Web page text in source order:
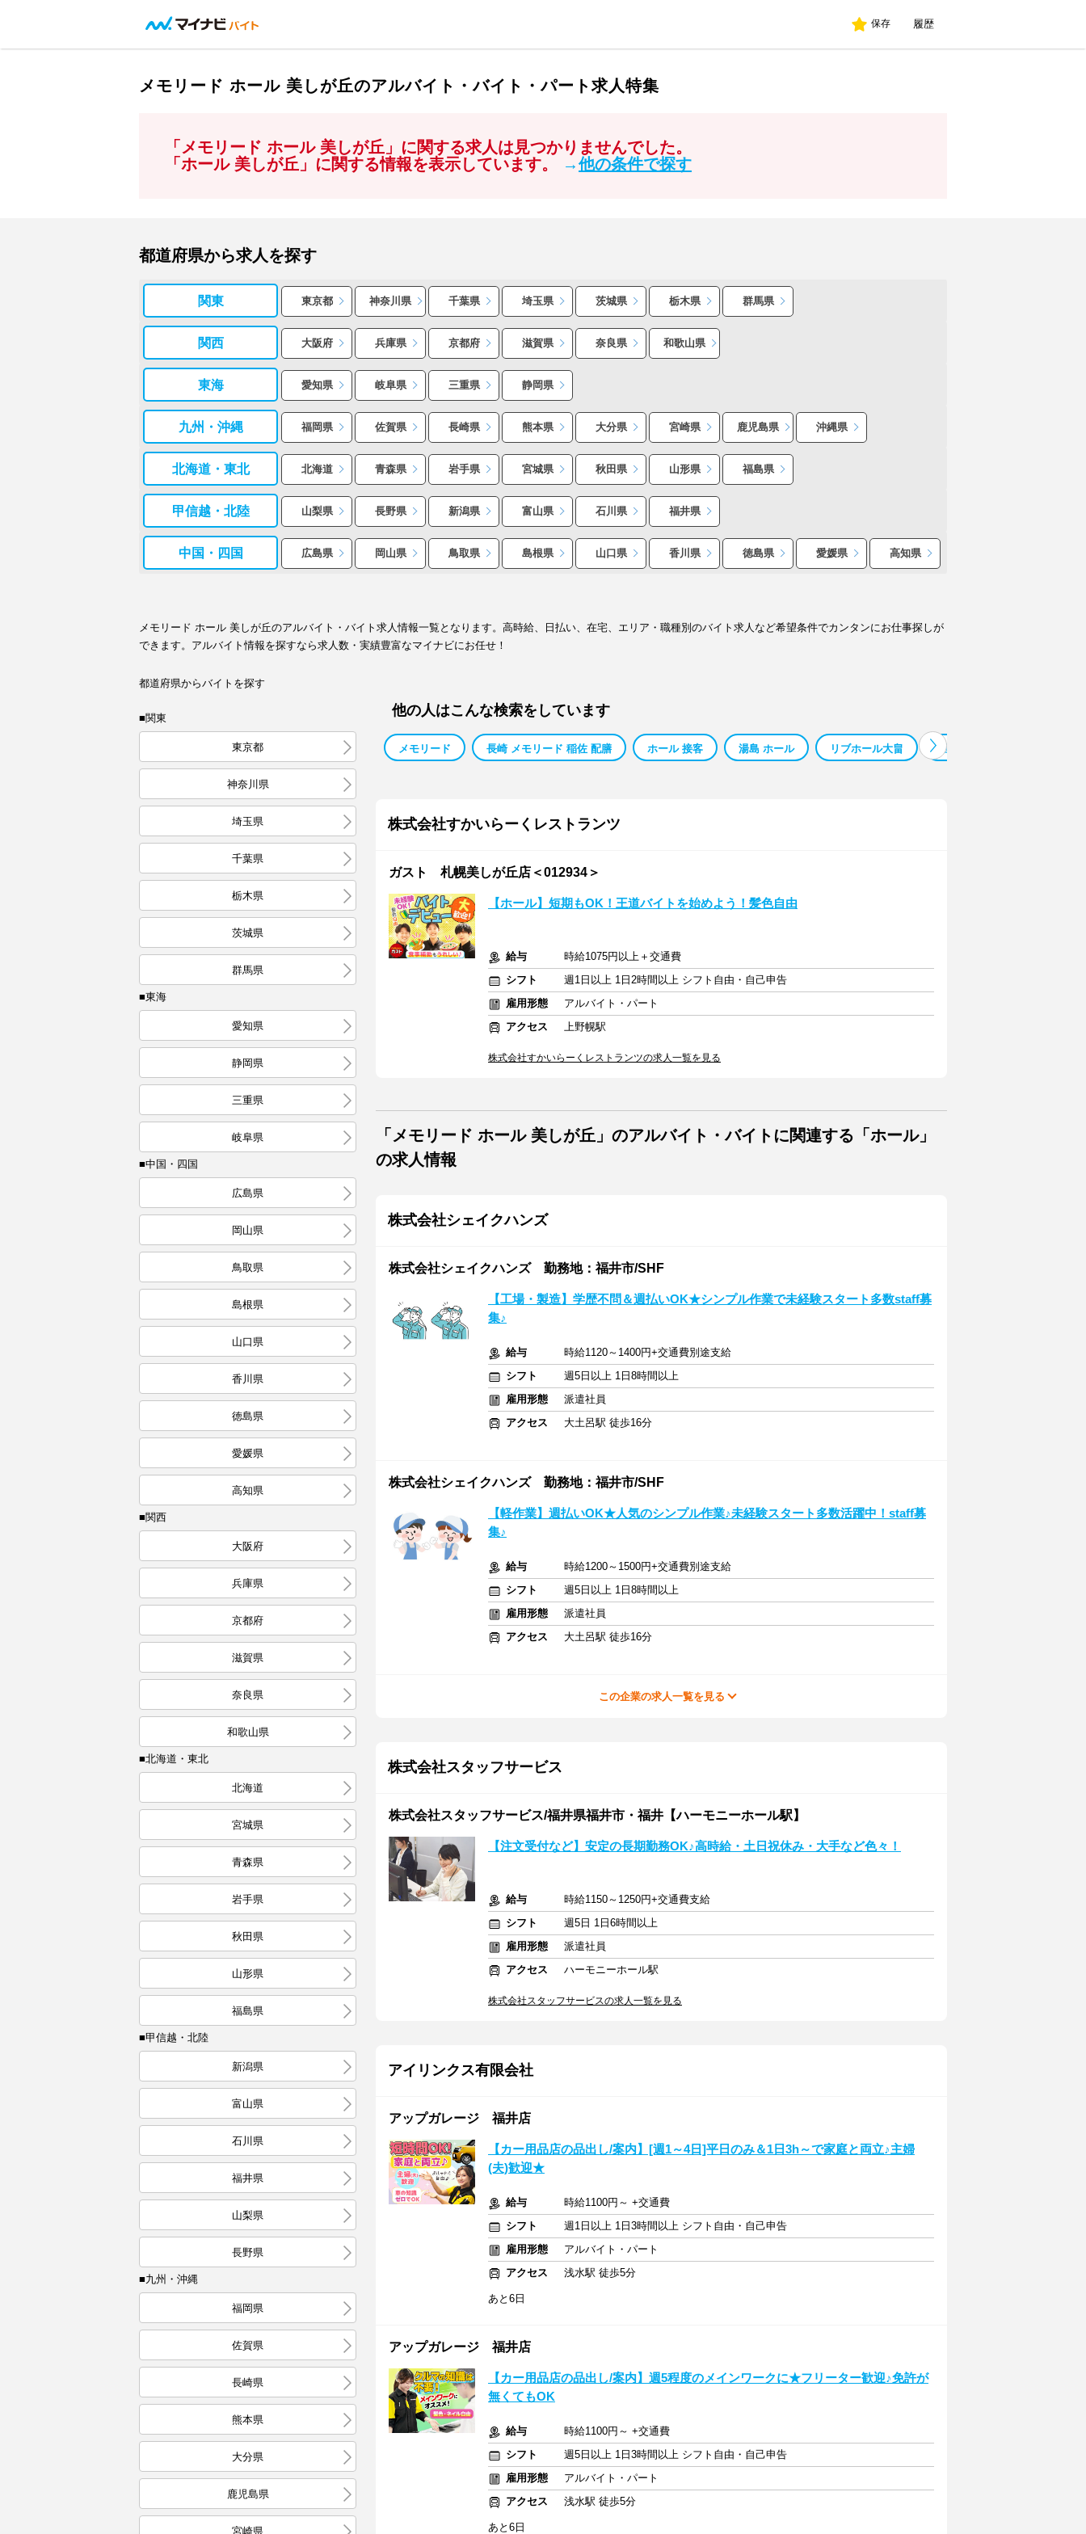
保存 履歴
メモリード ホール 美しが丘のアルバイト・バイト・パート求人特集
「メモリード ホール 美しが丘」に関する求人は見つかりませんでした。
「ホール 美しが丘」に関する情報を表示しています。
→他の条件で探す
都道府県から求人を探す
関東 東京都 神奈川県 千葉県 埼玉県 茨城県 栃木県 群馬県
関西 大阪府 兵庫県 京都府 滋賀県 奈良県 和歌山県
東海 愛知県 岐阜県 三重県 静岡県
九州・沖縄 福岡県 佐賀県 長崎県 熊本県 大分県 宮崎県 鹿児島県 沖縄県
北海道・東北 北海道 青森県 岩手県 宮城県 秋田県 山形県 福島県
甲信越・北陸 山梨県 長野県 新潟県 富山県 石川県 福井県
中国・四国 広島県 岡山県 鳥取県 島根県 山口県 香川県 徳島県 愛媛県 高知県
メモリード ホール 美しが丘のアルバイト・バイト求人情報一覧となります。高時給、日払い、在宅、エリア・職種別のバイト求人など希望条件でカンタンにお仕事探しが
できます。アルバイト情報を探すなら求人数・実績豊富なマイナビにお任せ！
都道府県からバイトを探す
■関東
東京都
神奈川県
埼玉県
千葉県
栃木県
茨城県
群馬県
■東海
愛知県
静岡県
三重県
岐阜県
■中国・四国
広島県
岡山県
鳥取県
島根県
山口県
香川県
徳島県
愛媛県
高知県
■関西
大阪府
兵庫県
京都府
滋賀県
奈良県
和歌山県
■北海道・東北
北海道
宮城県
青森県
岩手県
秋田県
山形県
福島県
■甲信越・北陸
新潟県
富山県
石川県
福井県
山梨県
長野県
■九州・沖縄
福岡県
佐賀県
長崎県
熊本県
大分県
鹿児島県
宮崎県
他の人はこんな検索をしています
メモリード 長崎 メモリード 稲佐 配膳 ホール 接客 湯島 ホール リブホール大畠 居酒屋 ホール
株式会社すかいらーくレストランツ
ガスト 札幌美しが丘店＜012934＞
【ホール】短期もOK！王道バイトを始めよう！髪色自由
給与
時給1075円以上＋交通費
シフト
週1日以上 1日2時間以上 シフト自由・自己申告
雇用形態
アルバイト・パート
アクセス
上野幌駅
株式会社すかいらーくレストランツの求人一覧を見る
「メモリード ホール 美しが丘」のアルバイト・バイトに関連する「ホール」
の求人情報
株式会社シェイクハンズ
株式会社シェイクハンズ 勤務地：福井市/SHF
【工場・製造】学歴不問＆週払いOK★シンプル作業で未経験スタート多数staff募
集♪
給与
時給1120～1400円+交通費別途支給
シフト
週5日以上 1日8時間以上
雇用形態
派遣社員
アクセス
大土呂駅 徒歩16分
株式会社シェイクハンズ 勤務地：福井市/SHF
【軽作業】週払いOK★人気のシンプル作業♪未経験スタート多数活躍中！staff募
集♪
給与
時給1200～1500円+交通費別途支給
シフト
週5日以上 1日8時間以上
雇用形態
派遣社員
アクセス
大土呂駅 徒歩16分
この企業の求人一覧を見る
株式会社スタッフサービス
株式会社スタッフサービス/福井県福井市・福井【ハーモニーホール駅】
【注文受付など】安定の長期勤務OK♪高時給・土日祝休み・大手など色々！
給与
時給1150～1250円+交通費支給
シフト
週5日 1日6時間以上
雇用形態
派遣社員
アクセス
ハーモニーホール駅
株式会社スタッフサービスの求人一覧を見る
アイリンクス有限会社
アップガレージ 福井店
【カー用品店の品出し/案内】[週1～4日]平日のみ＆1日3h～で家庭と両立♪主婦
(夫)歓迎★
給与
時給1100円～ +交通費
シフト
週1日以上 1日3時間以上 シフト自由・自己申告
雇用形態
アルバイト・パート
アクセス
浅水駅 徒歩5分
あと6日
アップガレージ 福井店
【カー用品店の品出し/案内】週5程度のメインワークに★フリーター歓迎♪免許が
無くてもOK
給与
時給1100円～ +交通費
シフト
週5日以上 1日3時間以上 シフト自由・自己申告
雇用形態
アルバイト・パート
アクセス
浅水駅 徒歩5分
あと6日